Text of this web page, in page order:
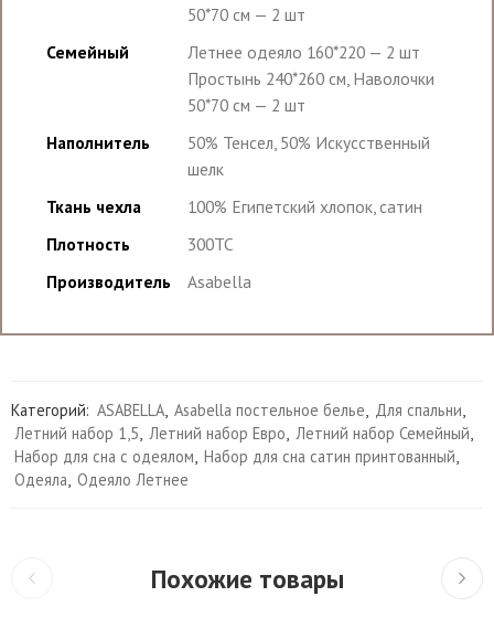
50*70 см — 2 шт
Семейный
Летнее одеяло 160*220 — 2 шт
Простынь 240*260 см, Наволочки
50*70 см — 2 шт
Наполнитель
50% Тенсел, 50% Искусственный
шелк
Ткань чехла
100% Египетский хлопок, сатин
Плотность
300TC
Производитель
Asabella
Категорий: ASABELLA, Asabella постельное белье, Для спальни,
Летний набор 1,5, Летний набор Евро, Летний набор Семейный,
Набор для сна с одеялом, Набор для сна сатин принтованный,
Одеяла, Одеяло Летнее
Похожие товары